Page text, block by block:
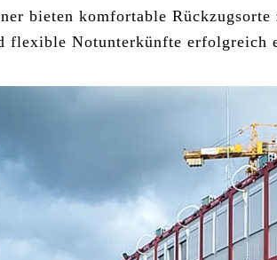
bieten komfortable Rückzugsorte
flexible Notunterkünfte erfolgreich